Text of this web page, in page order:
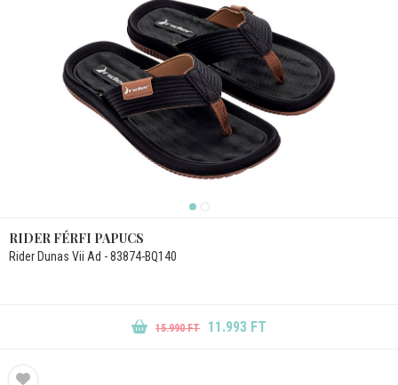
RIDER FÉRFI PAPUCS
Rider Dunas Vii Ad - 83874-BQ140
15.990 FT 11.993 FT